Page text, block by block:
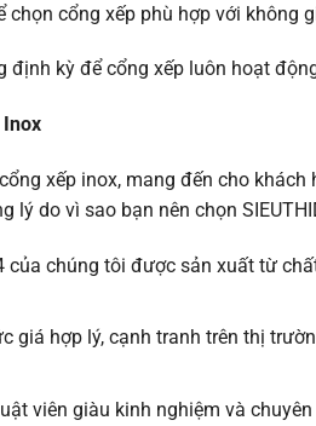
cổng xếp phù hợp với không
kỳ để cổng xếp luôn hoạt
Inox
xếp inox, mang đến cho
do vì sao bạn nên chọn
chúng tôi được sản xuất từ
giá hợp lý, cạnh tranh trên thị
viên giàu kinh nghiệm và